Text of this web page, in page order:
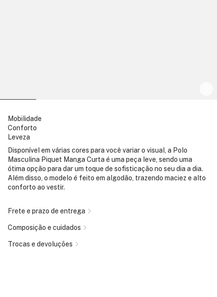
Mobilidade
Conforto
Leveza
Disponível em várias cores para você variar o visual, a Polo
Masculina Piquet Manga Curta é uma peça leve, sendo uma
ótima opção para dar um toque de sofisticação no seu dia a dia.
Além disso, o modelo é feito em algodão, trazendo maciez e alto
conforto ao vestir.
Frete e prazo de entrega
Composição e cuidados
Trocas e devoluções